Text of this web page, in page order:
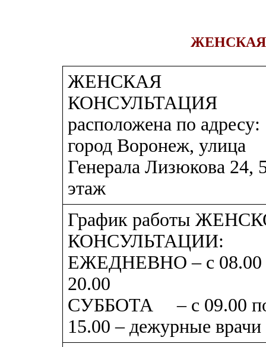
ЖЕНСКАЯ
КОНСУЛЬТАЦИЯ
расположена по адресу:
город Воронеж, улица
Генерала Лизюкова 24,
этаж
График работы
КОНСУЛЬТАЦИИ:
ЕЖЕДНЕВНО – с 08.00
20.00
СУББОТА
– с 09.00
15.00 – дежурные врачи